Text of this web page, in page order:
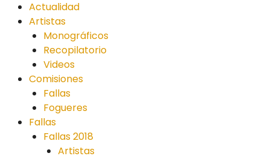
Actualidad
Artistas
Monográficos
Recopilatorio
Videos
Comisiones
Fallas
Fogueres
Fallas
Fallas 2018
Artistas